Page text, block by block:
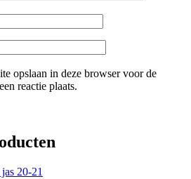
opslaan in deze browser voor de
reactie plaats.